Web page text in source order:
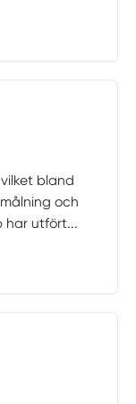
bland
och
har utfört...